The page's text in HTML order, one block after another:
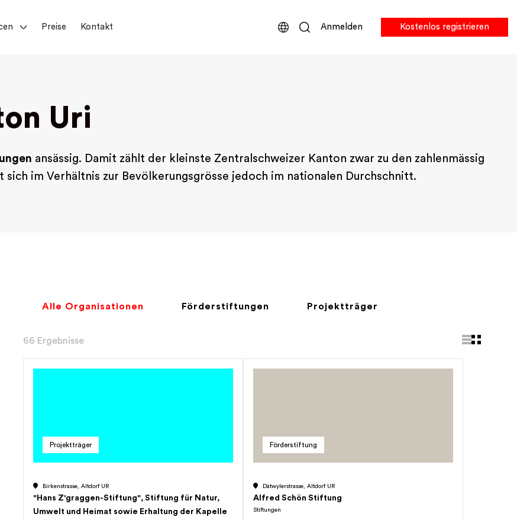
Preise Kontakt Anmelden Kostenlos registrieren
Uri
ansässig. Damit zählt der kleinste Zentralschweizer Kanton zwar zu den zahlenmässig
im Verhältnis zur Bevölkerungsgrösse jedoch im nationalen Durchschnitt.
Alle Organisationen Förderstiftungen Projektträger
66 Ergebnisse
Projektträger
Birkenstrasse, Altdorf UR
"Hans Z'graggen-Stiftung", Stiftung für Natur,
Umwelt und Heimat sowie Erhaltung der Kapelle
Förderstiftung
Dätwylerstrasse, Altdorf UR
Alfred Schön Stiftung
Stiftungen